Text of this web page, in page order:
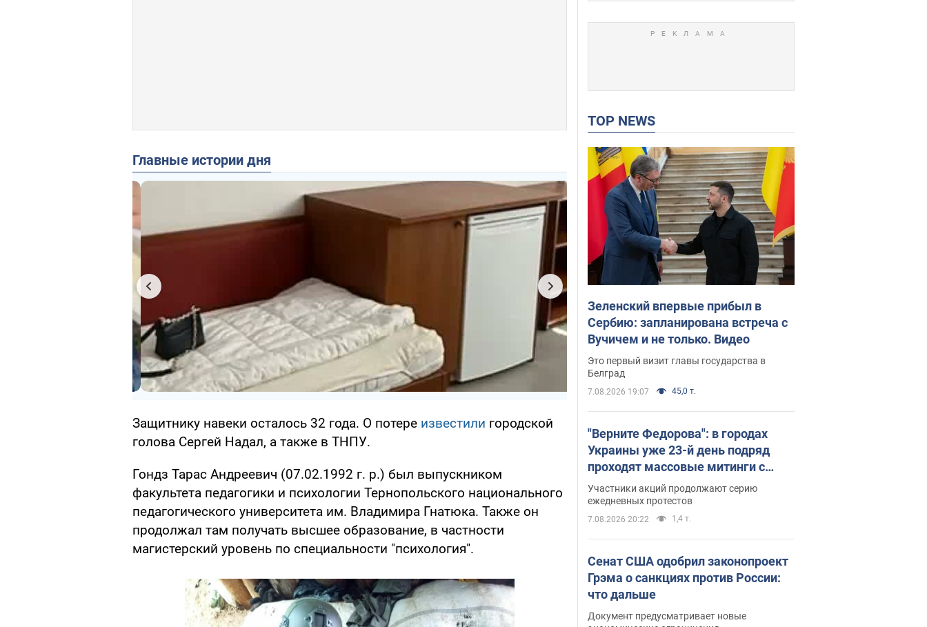
Главные истории дня
Защитнику навеки осталось 32 года. О потере известили городской
голова Сергей Надал, а также в ТНПУ.
Гондз Тарас Андреевич (07.02.1992 г. р.) был выпускником
факультета педагогики и психологии Тернопольского национального
педагогического университета им. Владимира Гнатюка. Также он
продолжал там получать высшее образование, в частности
магистерский уровень по специальности "психология".
TOP NEWS
Зеленский впервые прибыл в
Сербию: запланирована встреча с
Вучичем и не только. Видео
Это первый визит главы государства в
Белград
7.08.2026 19:07 45,0 т.
"Верните Федорова": в городах
Украины уже 23-й день подряд
проходят массовые митинги с
плакатами. Фото и видео
Участники акций продолжают серию
ежедневных протестов
7.08.2026 20:22 1,4 т.
Сенат США одобрил законопроект
Грэма о санкциях против России:
что дальше
Документ предусматривает новые